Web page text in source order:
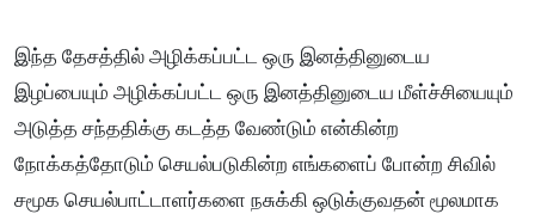
இந்த தேசத்தில் அழிக்கப்பட்ட ஒரு இனத்தினுடைய
இழப்பையும் அழிக்கப்பட்ட ஒரு இனத்தினுடைய மீள்ச்சியையும்
அடுத்த சந்ததிக்கு கடத்த வேண்டும் என்கின்ற
நோக்கத்தோடும் செயல்படுகின்ற எங்களைப் போன்ற சிவில்
சமூக செயல்பாட்டாளர்களை நசுக்கி ஒடுக்குவதன் மூலமாக